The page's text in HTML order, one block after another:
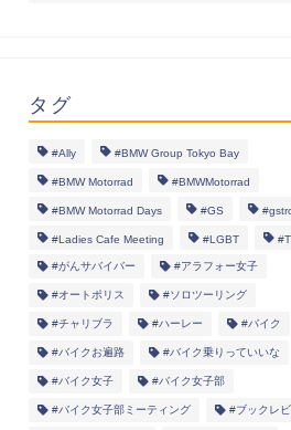
タグ
#Ally #BMW Group Tokyo Bay
#BMW Motorrad #BMWMotorrad
#BMW Motorrad Days #GS
#Ladies Cafe Meeting #LGBT
#がんサバイバー #アラフォー女子
#オートポリス #ソロツーリング
#チャリブラ #ハーレー #バイク
#バイクお遍路 #バイク乗りっていいな
#バイク女子 #バイク女子部
#バイク女子部ミーティング #ブックレ